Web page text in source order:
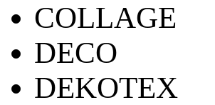
COLLAGE
DECO
DEKOTEX